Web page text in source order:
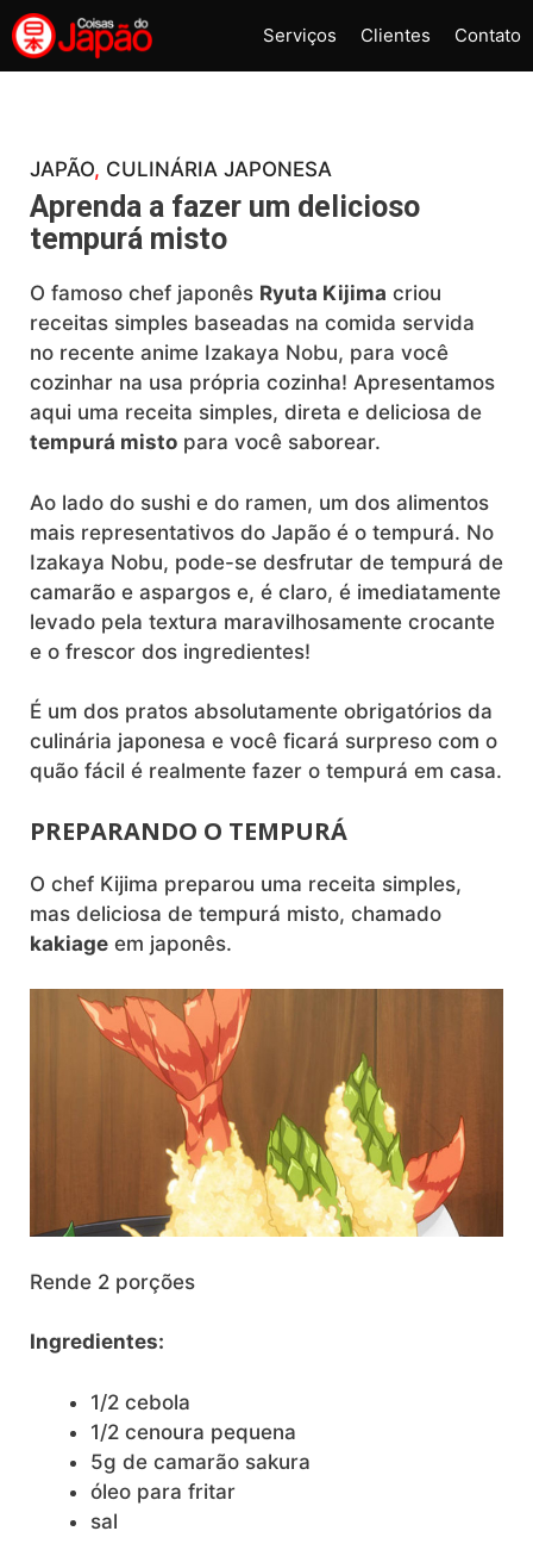
Pular
para
o
Serviços Clientes Contato
JAPÃO, CULINÁRIA JAPONESA
Aprenda a fazer um delicioso
tempurá misto
O famoso chef japonês Ryuta Kijima criou
receitas simples baseadas na comida servida
no recente anime Izakaya Nobu, para você
cozinhar na usa própria cozinha! Apresentamos
aqui uma receita simples, direta e deliciosa de
tempurá misto para você saborear.
Ao lado do sushi e do ramen, um dos alimentos
mais representativos do Japão é o tempurá. No
Izakaya Nobu, pode-se desfrutar de tempurá de
camarão e aspargos e, é claro, é imediatamente
levado pela textura maravilhosamente crocante
e o frescor dos ingredientes!
É um dos pratos absolutamente obrigatórios da
culinária japonesa e você ficará surpreso com o
quão fácil é realmente fazer o tempurá em casa.
PREPARANDO O TEMPURÁ
O chef Kijima preparou uma receita simples,
mas deliciosa de tempurá misto, chamado
kakiage em japonês.
Rende 2 porções
Ingredientes:
1/2 cebola
1/2 cenoura pequena
5g de camarão sakura
óleo para fritar
sal